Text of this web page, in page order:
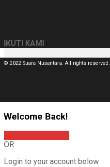
IKUTI KAMI
© 2022 Suara Nusantara. All rights reserved.
Welcome Back!
OR
Login to your account below